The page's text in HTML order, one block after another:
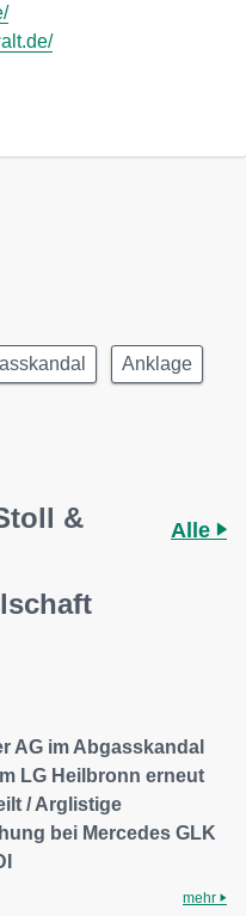
Anklage
&
Alle
AG im Abgasskandal
LG Heilbronn erneut
/ Arglistige
bei Mercedes GLK
mehr